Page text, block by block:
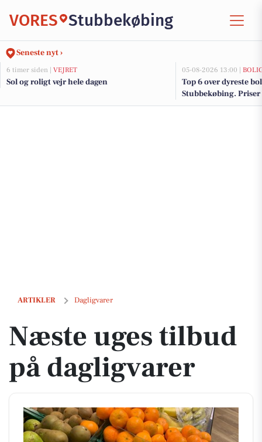
VORES Stubbekøbing
Seneste nyt ›
6 timer siden | VEJRET
Sol og roligt vejr hele dagen
05-08-2026 13:00 |
Top 6 over dyreste
Stubbekøbing.
ARTIKLER Dagligvarer
Næste uges tilbud på dagligvarer
Næste uges tilbud
på dagligvarer